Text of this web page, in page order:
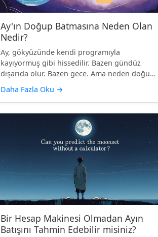
Ay'ın Doğup Batmasına Neden Olan
Nedir?
Ay, gökyüzünde kendi programıyla
kayıyormuş gibi hissedilir. Bazen gündüz
dışarıda olur. Bazen gece. Ama neden doğup
bat...
Daha Fazla Oku →
Bir Hesap Makinesi Olmadan Ayın
Batışını Tahmin Edebilir misiniz?